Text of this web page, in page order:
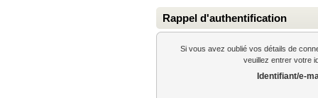
Rappel d'authentification
Si vous avez oublié vos détails de
veuillez entrer votre
Identifiant/e-